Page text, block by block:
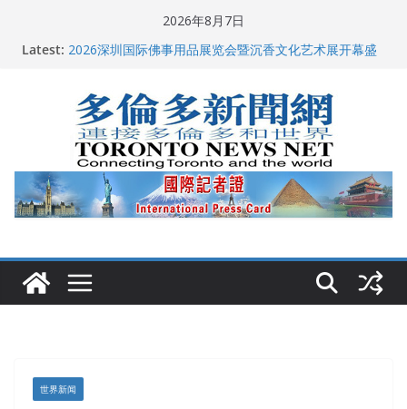
2026年8月7日
Latest:
多伦多市长选举拉开帷幕 多名华人候选人宣布角逐
2026深圳国际佛事用品展览会暨沉香文化艺术展开幕盛
特朗普称加拿大“不友善”并批评其领导层 卡尼：谈判事
关加拿大就业
2026加拿大青少年儿童绘画比赛颁奖典礼多伦多举行
龚晓华参加多伦多骄傲大游行 与市民分享竞选理念
世界新闻